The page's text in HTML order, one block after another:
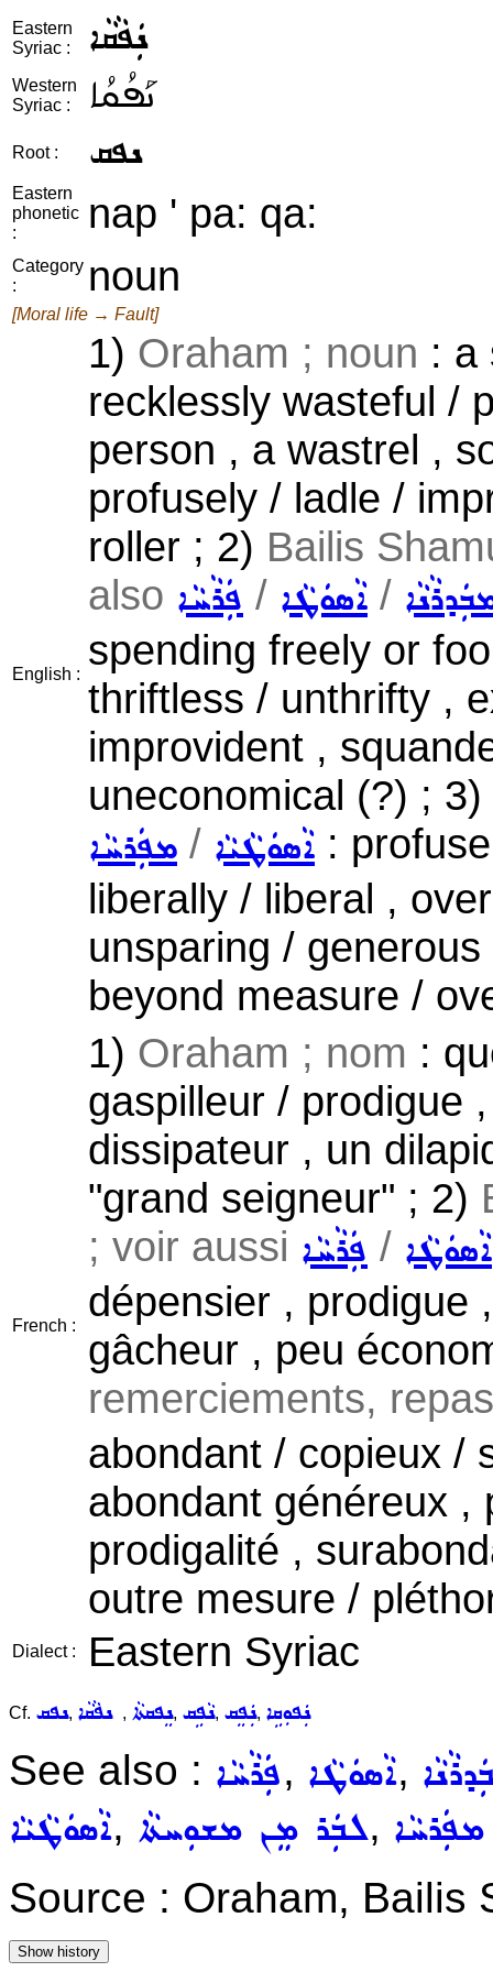
Eastern
Syriac :
ܢܲܦܵܩܵܐ
Western
Syriac :
ܢܰܦܳܩܳܐ
Root : ܢܦܩ
Eastern
phonetic
:
nap ' pa: qa:
Category
:
noun
[Moral life → Fault]
English :
1) Oraham ; noun : a
recklessly wasteful /
person , a wastrel ,
profusely / ladle /
roller ; 2) Bailis
also ܦܲܪܵܚܵܐ / ܐܵܣܘܿܛܵܐ /
spending freely or
thriftless / unthrifty ,
improvident ,
uneconomical (?) ; 3)
ܡܦܲܪܚܵܐ / ܐܵܣܘܿܛܵܝܵܐ :
liberally / liberal ,
unsparing /
beyond measure /
French :
1) Oraham ; nom :
gaspilleur / prodigue
dissipateur , un
"grand seigneur" ; 2)
; voir aussi ܦܲܪܵܚܵܐ / ܐܵܣܘܿܛܵܐ
dépensier , prodigue
gâcheur , peu
remerciements,
abondant / copieux /
abondant généreux ,
prodigalité ,
outre mesure /
Dialect : Eastern Syriac
Cf. ܢܦܩ, ܢܦܵܩܵܐ , ܢܸܦܩܬܵܐ, ܢܵܦܹܩ, ܢܲܦܸܩ, ܢܲܦܘܼܩܹܐ
See also : ܦܲܪܵܚܵܐ, ܐܵܣܘܿܛܵܐ,
ܐܵܣܘܿܛܵܝܵܐ, ܠܒܲܪ ܡܸܢ ܡܫܘܼܚܬܵܐ, ܡܦܲܪܚܵܐ
Source : Oraham, Bailis